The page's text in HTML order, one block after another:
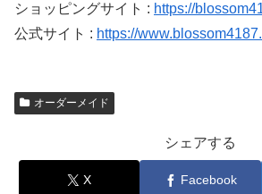
ショッピングサイト : https://
公式サイト : https://
オーダーメイド
シェアする
X Facebook